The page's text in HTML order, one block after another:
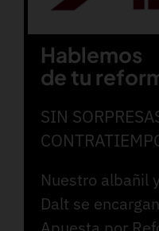
Hablemos
de tu
SIN
Nuestro albañil
Dalt se